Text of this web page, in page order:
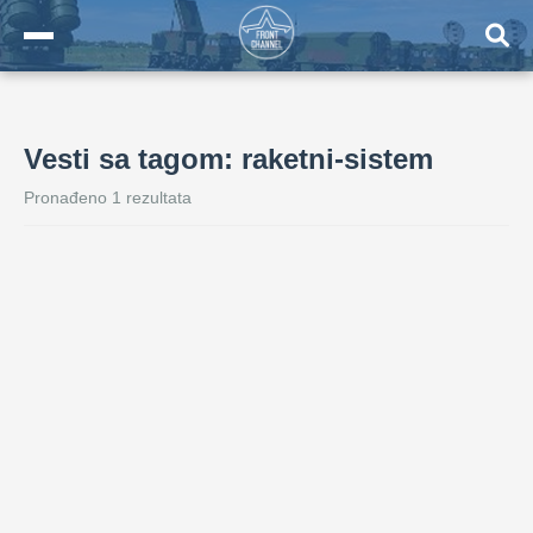
Vesti sa tagom: raketni-sistem
Pronađeno 1 rezultata